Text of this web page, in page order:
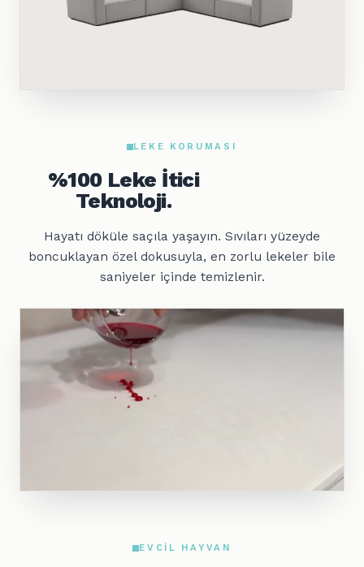
LEKE KORUMASI
%100 Leke İtici
Teknoloji.
Hayatı döküle saçıla yaşayın. Sıvıları yüzeyde
boncuklayan özel dokusuyla, en zorlu lekeler bile
saniyeler içinde temizlenir.
EVCIL HAYVAN